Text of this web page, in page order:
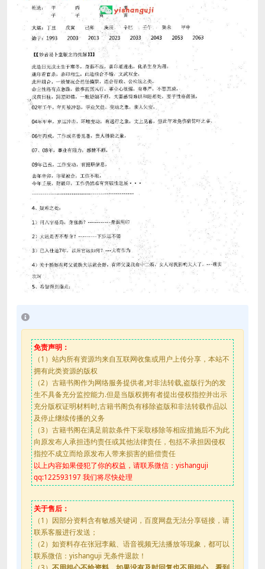
免责声明：
（1）站内所有资源均来自互联网收集或用户上传分享，本站不
拥有此类资源的版权
（2）古籍书阁作为网络服务提供者,对非法转载,盗版行为的发
生不具备充分监控能力.但是当版权拥有者提出侵权指控并出示
充分版权证明材料时,古籍书阁负有移除盗版和非法转载作品以
及停止继续传播的义务
（3）古籍书阁在满足前款条件下采取移除等相应措施后不为此
向原发布人承担违约责任或其他法律责任，包括不承担因侵权
指控不成立而给原发布人带来损害的赔偿责任
以上内容如果侵犯了你的权益，请联系微信：yishanguji
qq:122593197 我们将尽快处理
关于售后：
（1）因部分资料含有敏感关键词，百度网盘无法分享链接，请
联系客服进行发送；
（2）如资料存在张冠李戴、语音视频无法播放等现象，都可以
联系微信：yishanguji 无条件退款！